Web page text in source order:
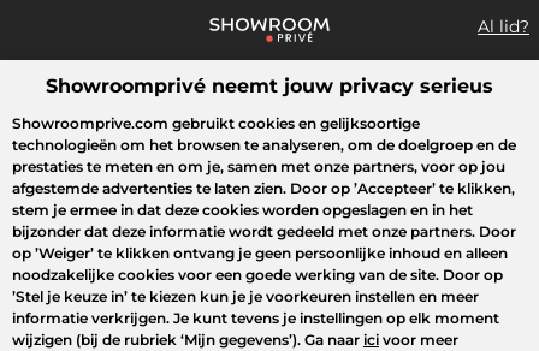
Al lid?
Wat zoek je?
Overzicht sales Sport Fashion Kids Beauty
Showroomprivé neemt jouw privacy serieus
Showroomprive.com gebruikt cookies en gelijksoortige
technologieën om het browsen te analyseren, om de doelgroep en de
prestaties te meten en om je, samen met onze partners, voor op jou
afgestemde advertenties te laten zien. Door op ’Accepteer’ te klikken,
stem je ermee in dat deze cookies worden opgeslagen en in het
bijzonder dat deze informatie wordt gedeeld met onze partners. Door
op ’Weiger’ te klikken ontvang je geen persoonlijke inhoud en alleen
noodzakelijke cookies voor een goede werking van de site. Door op
’Stel je keuze in’ te kiezen kun je je voorkeuren instellen en meer
informatie verkrijgen. Je kunt tevens je instellingen op elk moment
wijzigen (bij de rubriek ‘Mijn gegevens’). Ga naar ici voor meer